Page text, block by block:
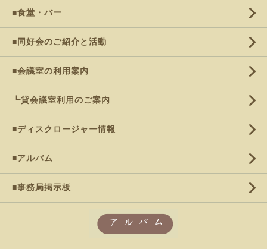
■食堂・バー
■同好会のご紹介と活動
■会議室の利用案内
┗貸会議室利用のご案内
■ディスクロージャー情報
■アルバム
■事務局掲示板